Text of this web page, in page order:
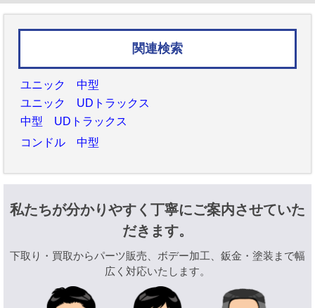
関連検索
ユニック 中型
ユニック UDトラックス
中型 UDトラックス
コンドル 中型
私たちが分かりやすく丁寧にご案内させていた
だきます。
下取り・買取からパーツ販売、ボデー加工、鈑金・塗装まで幅
広く対応いたします。